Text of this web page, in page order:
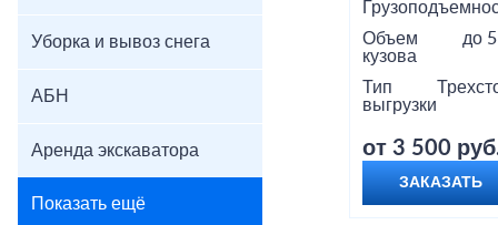
Уборка и вывоз снега
АБН
Аренда экскаватора
Показать ещё
Объем
кузова
до
Тип
выгрузки
от 3 500
ЗАКАЗАТЬ